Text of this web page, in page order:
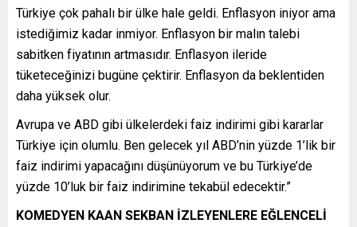
Türkiye çok pahalı bir ülke hale geldi. Enflasyon iniyor ama
istediğimiz kadar inmiyor. Enflasyon bir malın talebi
sabitken fiyatının artmasıdır. Enflasyon ileride
tüketeceğinizi bugüne çektirir. Enflasyon da beklentiden
daha yüksek olur.
Avrupa ve ABD gibi ülkelerdeki faiz indirimi gibi kararlar
Türkiye için olumlu. Ben gelecek yıl ABD’nin yüzde 1’lik bir
faiz indirimi yapacağını düşünüyorum ve bu Türkiye’de
yüzde 10’luk bir faiz indirimine tekabül edecektir.”
KOMEDYEN KAAN SEKBAN İZLEYENLERE EĞLENCELİ